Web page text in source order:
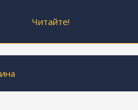
Читайте!